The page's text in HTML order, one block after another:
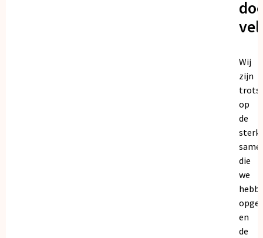
Wij
zijn
trots
op
de
die
we
en
de